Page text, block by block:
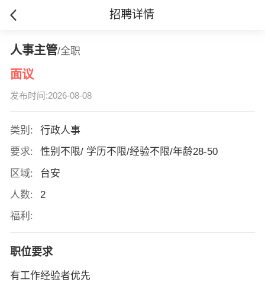
招聘详情
人事主管/全职
面议
发布时间:2026-08-08
类别:
行政人事
要求:
性别不限/ 学历不限/经验不限/年龄28-50
区域:
台安
人数:
2
福利:
职位要求
有工作经验者优先